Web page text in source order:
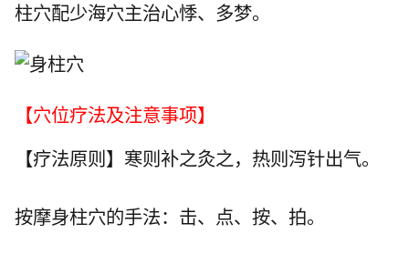
柱穴配少海穴主治心悸、多梦。
【穴位疗法及注意事项】
【疗法原则】寒则补之灸之，热则泻针出气。
按摩身柱穴的手法：击、点、按、拍。